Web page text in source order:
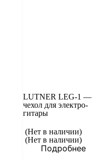
LUTNER LEG-1 —
чехол для электро-
гитары
(Нет в наличии)
(Нет в наличии)
Подробнее